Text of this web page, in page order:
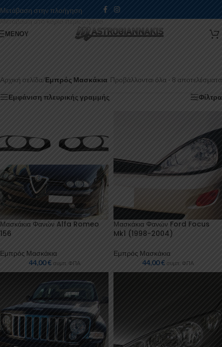
Μετάβαση στην πλοήγηση
Μετάβαση στο κύριο περιεχόμενο
ΜΕΝΟΎ
Αρχική σελίδα/Εμπρός Μασκάκια Προβάλλονται όλα - 8 αποτελέσματα
Εμφάνιση πλευρικής γραμμής Φίλτρα
Μασκάκια Φανών Alfa Romeo
156
Εμπρός Μασκάκια
44,00€ συμπ. ΦΠΑ
Μασκάκια Φανών Ford Focus
Mk1 (1998-2004)
Εμπρός Μασκάκια
44,00€ συμπ. ΦΠΑ